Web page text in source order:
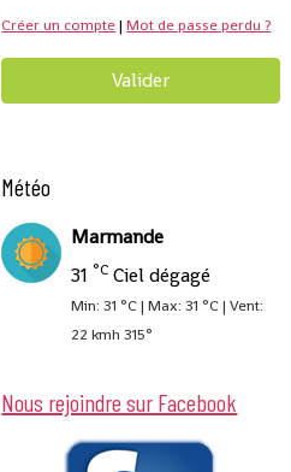
Créer un compte|Mot de passe perdu ?
Valider
Météo
Marmande
31 °C Ciel dégagé
Min: 31 °C | Max: 31 °C | Vent:
22 kmh 315°
Nous rejoindre sur Facebook